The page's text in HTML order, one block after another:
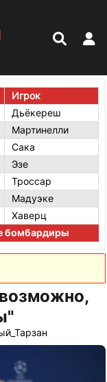
Игрок
Дьёкереш
Мартинелли
Сака
Эзе
Троссар
Мадуэке
Хаверц
бомбардиры